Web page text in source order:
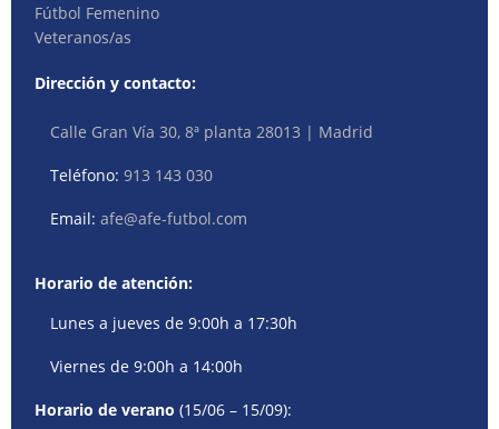
Fútbol Femenino
Veteranos/as
Dirección y contacto:
Calle Gran Vía 30, 8ª planta 28013 | Madrid
Teléfono:913 143 030
Email:afe@afe-futbol.com
Horario de atención:
Lunes a jueves de 9:00h a 17:30h
Viernes de 9:00h a 14:00h
Horario de verano (15/06 – 15/09):